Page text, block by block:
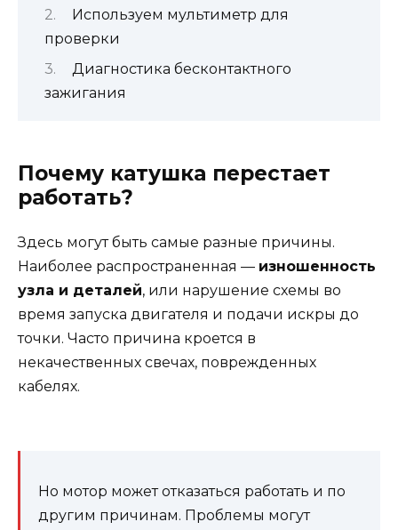
Используем мультиметр для
проверки
Диагностика бесконтактного
зажигания
Почему катушка перестает
работать?
Здесь могут быть самые разные причины.
Наиболее распространенная — изношенность
узла и деталей, или нарушение схемы во
время запуска двигателя и подачи искры до
точки. Часто причина кроется в
некачественных свечах, поврежденных
кабелях.
Но мотор может отказаться работать и по
другим причинам. Проблемы могут